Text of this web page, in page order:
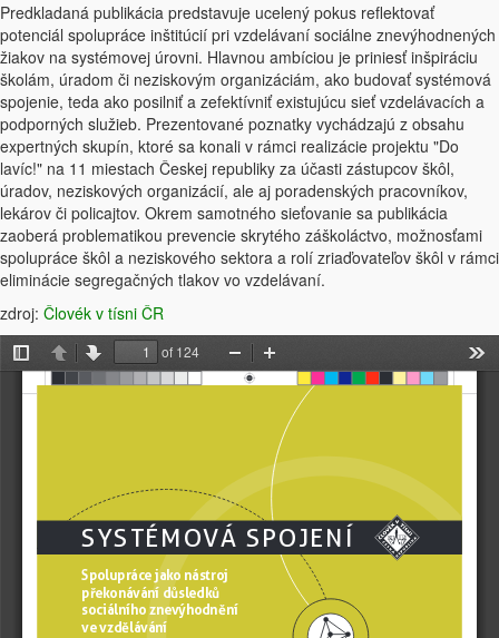
Predkladaná publikácia predstavuje ucelený pokus reflektovať
potenciál spolupráce inštitúcií pri vzdelávaní sociálne znevýhodnených
žiakov na systémovej úrovni. Hlavnou ambíciou je priniesť inšpiráciu
školám, úradom či neziskovým organizáciám, ako budovať systémová
spojenie, teda ako posilniť a zefektívniť existujúcu sieť vzdelávacích a
podporných služieb. Prezentované poznatky vychádzajú z obsahu
expertných skupín, ktoré sa konali v rámci realizácie projektu "Do
lavíc!" na 11 miestach Českej republiky za účasti zástupcov škôl,
úradov, neziskových organizácií, ale aj poradenských pracovníkov,
lekárov či policajtov. Okrem samotného sieťovanie sa publikácia
zaoberá problematikou prevencie skrytého záškoláctvo, možnosťami
spolupráce škôl a neziskového sektora a rolí zriaďovateľov škôl v rámci
eliminácie segregačných tlakov vo vzdelávaní.
zdroj: Človék v tísni ČR
Toggle
Sidebar
Previous
Next
of 124
Zoom
Out
Zoom
In
SYSTÉMOVÁ SPOJENÍ
Spolupráce jako nástroj
překonávání důsledků
sociálního znevýhodnění
ve vzdělávání